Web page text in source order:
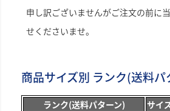
申し訳ございませんがご注文の前に
せくださいませ。
商品サイズ別 ランク(送料パ
ランク(送料パターン)
サイ